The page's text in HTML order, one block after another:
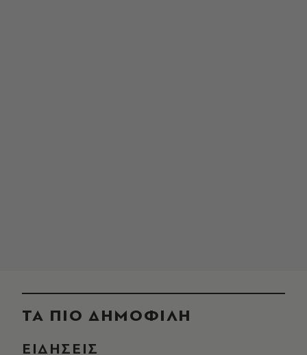
ΤΑ ΠΙΟ ΔΗΜΟΦΙΛΗ
ΕΙΔΗΣΕΙΣ